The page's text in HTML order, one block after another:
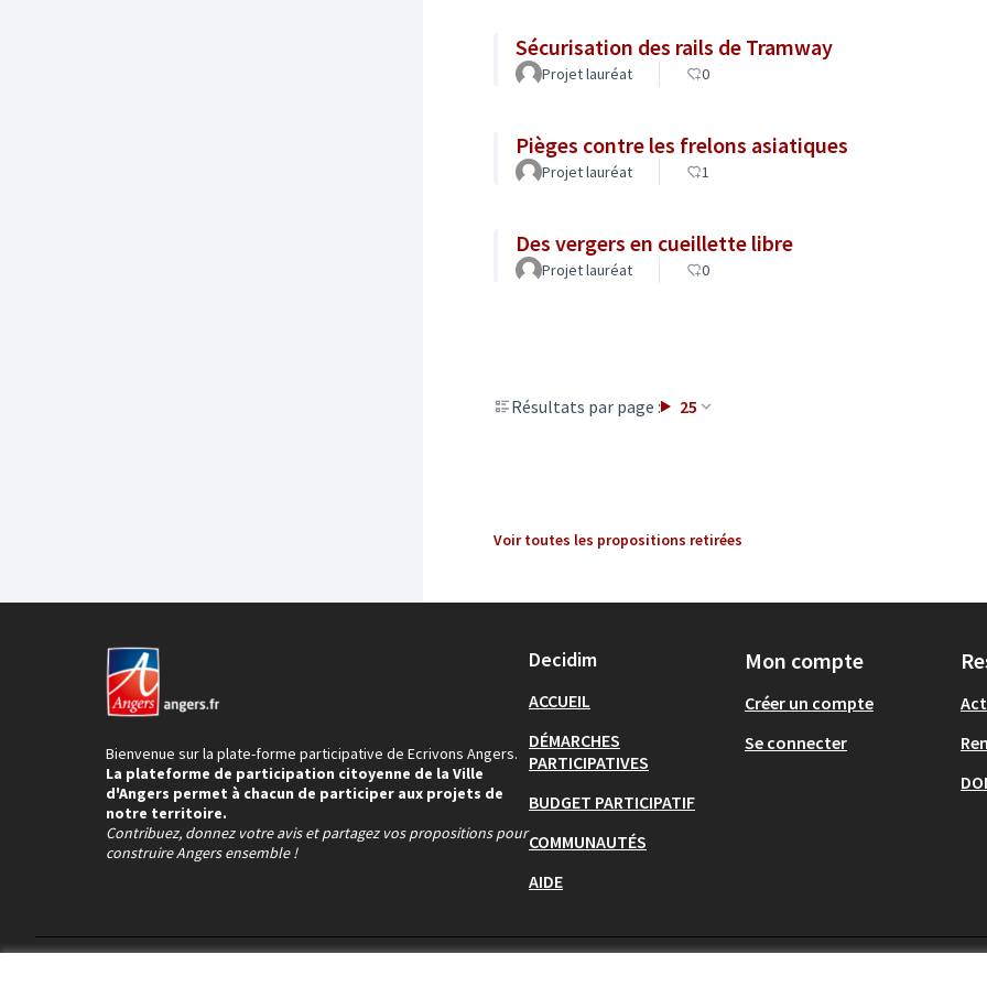
Sécurisation des rails de Tramway
Projet lauréat 0
Pièges contre les frelons asiatiques
Projet lauréat 1
Des vergers en cueillette libre
Projet lauréat 0
Résultats par page : 25
Voir toutes les propositions retirées
Bienvenue sur la plate-forme participative de Ecrivons Angers.
La plateforme de participation citoyenne de la Ville
d'Angers permet à chacun de participer aux projets de
notre territoire.
Contribuez, donnez votre avis et partagez vos propositions pour
construire Angers ensemble !
Decidim
ACCUEIL
DÉMARCHES
PARTICIPATIVES
BUDGET PARTICIPATIF
COMMUNAUTÉS
AIDE
Mon compte
Créer un compte
Se connecter